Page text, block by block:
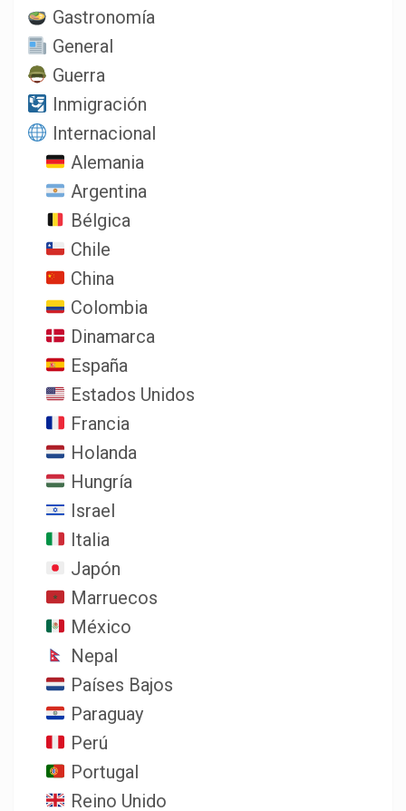
Gastronomía
General
Guerra
Inmigración
Internacional
Alemania
Argentina
Bélgica
Chile
China
Colombia
Dinamarca
España
Estados Unidos
Francia
Holanda
Hungría
Israel
Italia
Japón
Marruecos
México
Nepal
Países Bajos
Paraguay
Perú
Portugal
Reino Unido